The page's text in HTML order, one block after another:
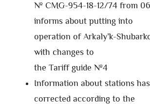
№ CMG-954-18-12/74 from
informs about putting into
operation of Arkaly’k-
with changes to
the Tariff guide №4
Information about stations
corrected according to the